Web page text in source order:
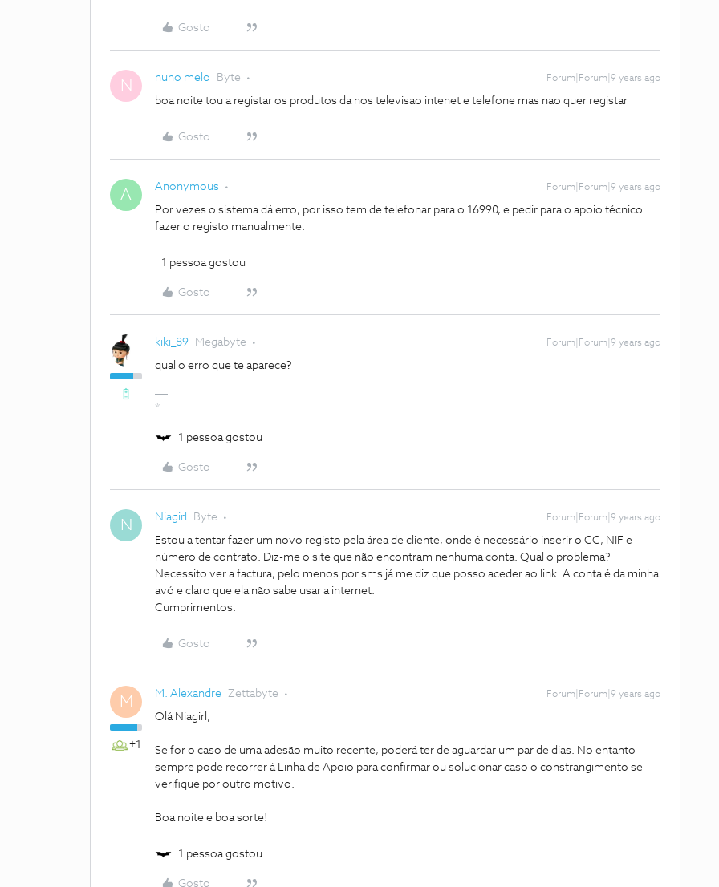
Gosto
N nuno melo Byte Forum|Forum|9 years ago
boa noite tou a registar os produtos da nos televisao intenet e telefone mas nao quer registar
Gosto
A Anonymous Forum|Forum|9 years ago
Por vezes o sistema dá erro, por isso tem de telefonar para o 16990, e pedir para o apoio técnico
fazer o registo manualmente.
1 pessoa gostou
Gosto
kiki_89 Megabyte Forum|Forum|9 years ago
qual o erro que te aparece?
*
1 pessoa gostou
Gosto
N Niagirl Byte Forum|Forum|9 years ago
Estou a tentar fazer um novo registo pela área de cliente, onde é necessário inserir o CC, NIF e
número de contrato. Diz-me o site que não encontram nenhuma conta. Qual o problema?
Necessito ver a factura, pelo menos por sms já me diz que posso aceder ao link. A conta é da minha
avó e claro que ela não sabe usar a internet.
Cumprimentos.
Gosto
M
+1
M. Alexandre Zettabyte Forum|Forum|9 years ago
Olá Niagirl,
Se for o caso de uma adesão muito recente, poderá ter de aguardar um par de dias. No entanto
sempre pode recorrer à Linha de Apoio para confirmar ou solucionar caso o constrangimento se
verifique por outro motivo.
Boa noite e boa sorte!
1 pessoa gostou
Gosto